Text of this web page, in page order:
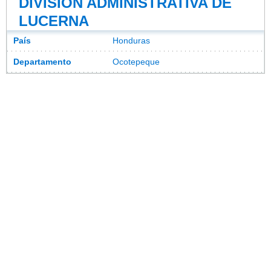
LUCERNA
País Honduras
Departamento Ocotepeque